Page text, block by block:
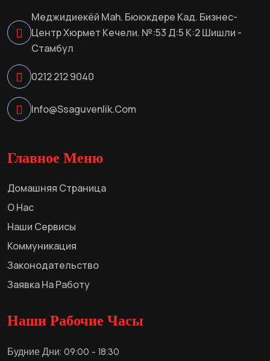
Меджидиекёй Mah. Бююкдере Кад. Бизнес-
Центр Хюрмет Кечели. №:53 Д:5 К:2 Шишли -
Стамбул
0212 212 9040
Info@ssaguvenlik.com
Главное Меню
Домашняя Страница
О Нас
Наши Сервисы
Коммуникация
Законодательство
Заявка На Работу
Наши Рабочие Часы
Будние Дни: 09:00 - 18:30